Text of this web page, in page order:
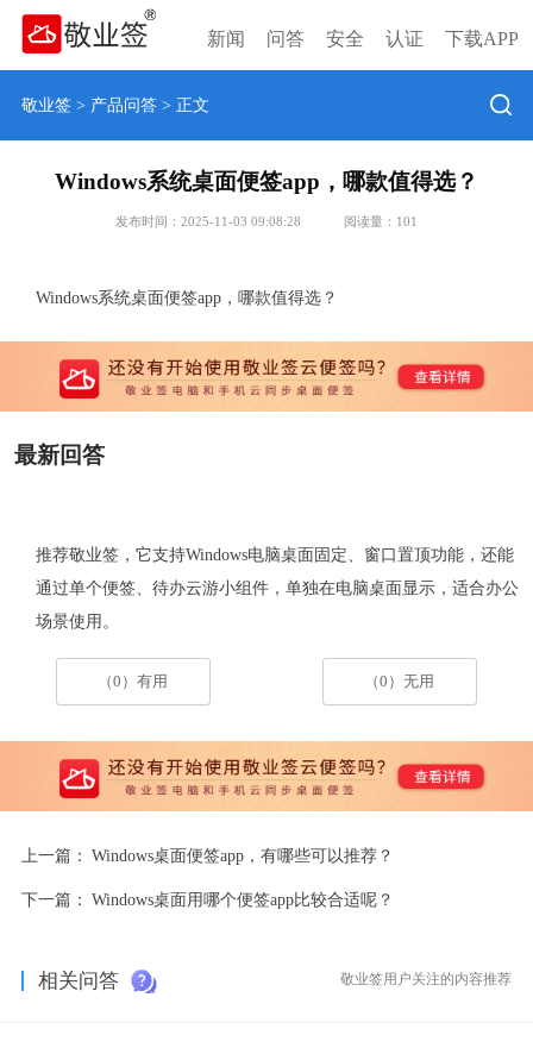
新闻 问答 安全 认证 下载APP
敬业签> 产品问答> 正文
Windows系统桌面便签app，哪款值得选？
发布时间：2025-11-03 09:08:28 阅读量： 101
Windows系统桌面便签app，哪款值得选？
最新回答
推荐敬业签，它支持Windows电脑桌面固定、窗口置顶功能，还能
通过单个便签、待办云游小组件，单独在电脑桌面显示，适合办公
场景使用。
（0）有用 （0）无用
上一篇： Windows桌面便签app，有哪些可以推荐？
下一篇： Windows桌面用哪个便签app比较合适呢？
相关问答 敬业签用户关注的内容推荐